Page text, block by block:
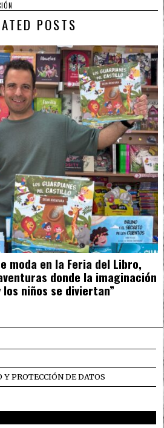
POSTS
en la Feria del Libro,
donde la imaginación
niños se diviertan”
PROTECCIÓN DE DATOS